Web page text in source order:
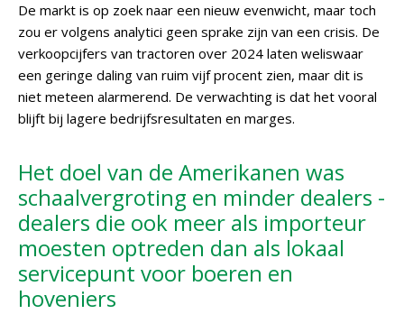
De markt is op zoek naar een nieuw evenwicht, maar toch
zou er volgens analytici geen sprake zijn van een crisis. De
verkoopcijfers van tractoren over 2024 laten weliswaar
een geringe daling van ruim vijf procent zien, maar dit is
niet meteen alarmerend. De verwachting is dat het vooral
blijft bij lagere bedrijfsresultaten en marges.
Het doel van de Amerikanen was
schaalvergroting en minder dealers -
dealers die ook meer als importeur
moesten optreden dan als lokaal
servicepunt voor boeren en
hoveniers